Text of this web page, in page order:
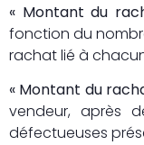
« Montant du
fonction du
rachat lié à
« Montant du
vendeur, après
défectueuses